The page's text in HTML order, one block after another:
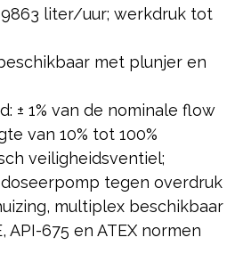
liter/uur; werkdruk tot
met plunjer en
± 1% van de nominale flow
van 10% tot 100%
veiligheidsventiel;
tegen overdruk
multiplex beschikbaar
API-675 en ATEX normen